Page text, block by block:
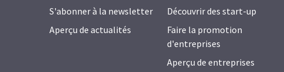
S'abonner à la newsletter
Aperçu de actualités
Découvrir des start-up
Faire la promotion
d'entreprises
Aperçu de entreprises